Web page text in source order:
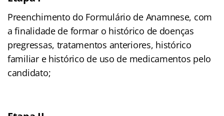
Preenchimento do Formulário de Anamnese, com
a finalidade de formar o histórico de doenças
pregressas, tratamentos anteriores, histórico
familiar e histórico de uso de medicamentos pelo
candidato;